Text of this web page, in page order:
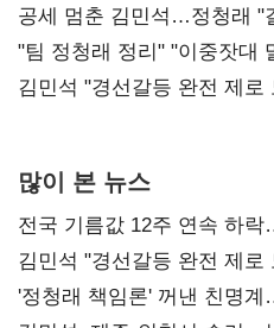
공세 멈춘 김민석…정청래 "
"팀 정청래 정리" "이중잣대
다툼 격화
김민석 "경선갈등 완전 제
많이 본 뉴스
전국 기름값 12주 연속 하
김민석 "경선갈등 완전 제
사과부터"
'정청래 책임론' 꺼낸 친명